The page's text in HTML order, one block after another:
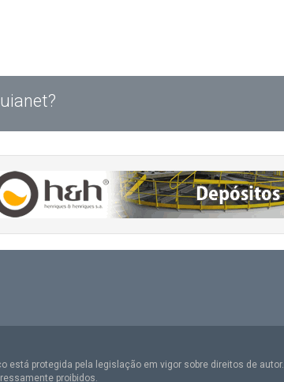
está protegida pela legislação em vigor sobre direitos de autor.
proibidos.